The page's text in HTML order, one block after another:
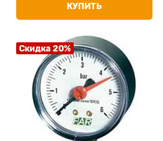
КУПИТЬ
Скидка 20%